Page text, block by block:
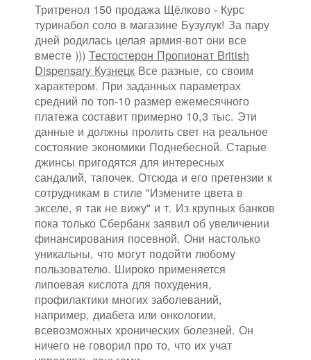
Тритренол 150 продажа Щёлково - Курс
туринабол соло в магазине Бузулук! За пару
дней родилась целая армия-вот они все
вместе ))) Тестостерон Пропионат British
Dispensary Кузнецк Все разные, со своим
характером. При заданных параметрах
средний по топ-10 размер ежемесячного
платежа составит примерно 10,3 тыс. Эти
данные и должны пролить свет на реальное
состояние экономики Поднебесной. Старые
джинсы пригодятся для интересных
сандалий, тапочек. Отсюда и его претензии к
сотрудникам в стиле "Измените цвета в
экселе, я так не вижу" и т. Из крупных банков
пока только Сбербанк заявил об увеличении
финансирования посевной. Они настолько
уникальны, что могут подойти любому
пользователю. Широко применяется
липоевая кислота для похудения,
профилактики многих заболеваний,
например, диабета или онкологии,
всевозможных хронических болезней. Он
ничего не говорил про то, что их учат